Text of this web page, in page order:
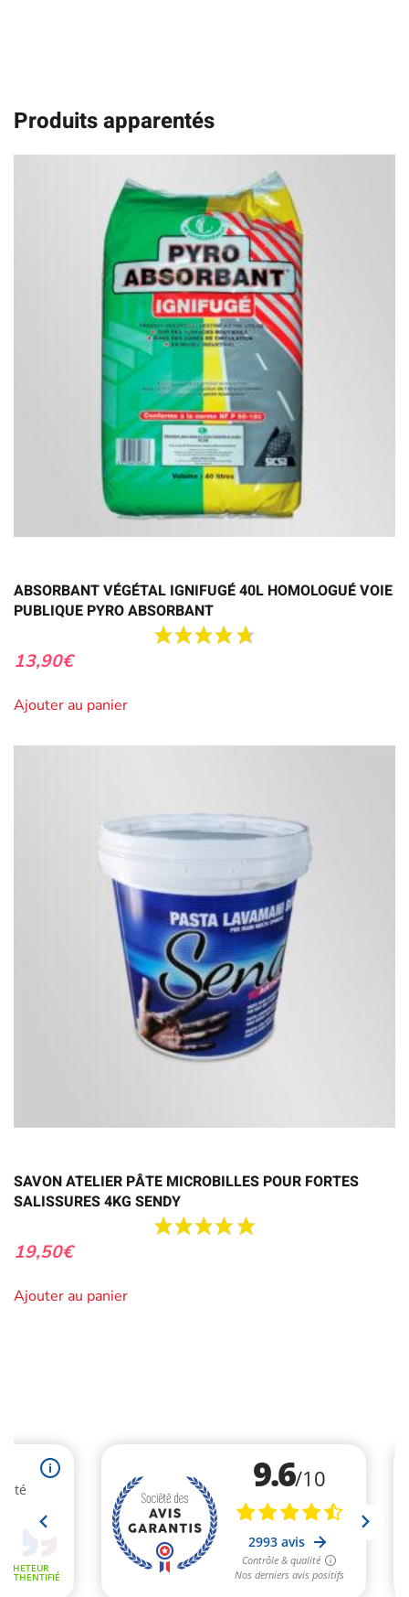
Produits apparentés
ABSORBANT VÉGÉTAL IGNIFUGÉ 40L HOMOLOGUÉ VOIE
PUBLIQUE PYRO ABSORBANT
13,90€
Ajouter au panier
SAVON ATELIER PÂTE MICROBILLES POUR FORTES
SALISSURES 4KG SENDY
19,50€
Ajouter au panier